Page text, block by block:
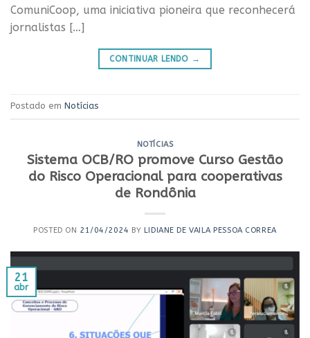
ComuniCoop, uma iniciativa pioneira que reconhecerá
jornalistas […]
CONTINUAR LENDO →
Postado em Notícias
NOTÍCIAS
Sistema OCB/RO promove Curso Gestão
do Risco Operacional para cooperativas
de Rondônia
POSTED ON 21/04/2024 BY LIDIANE DE VAILA PESSOA CORREA
21
abr